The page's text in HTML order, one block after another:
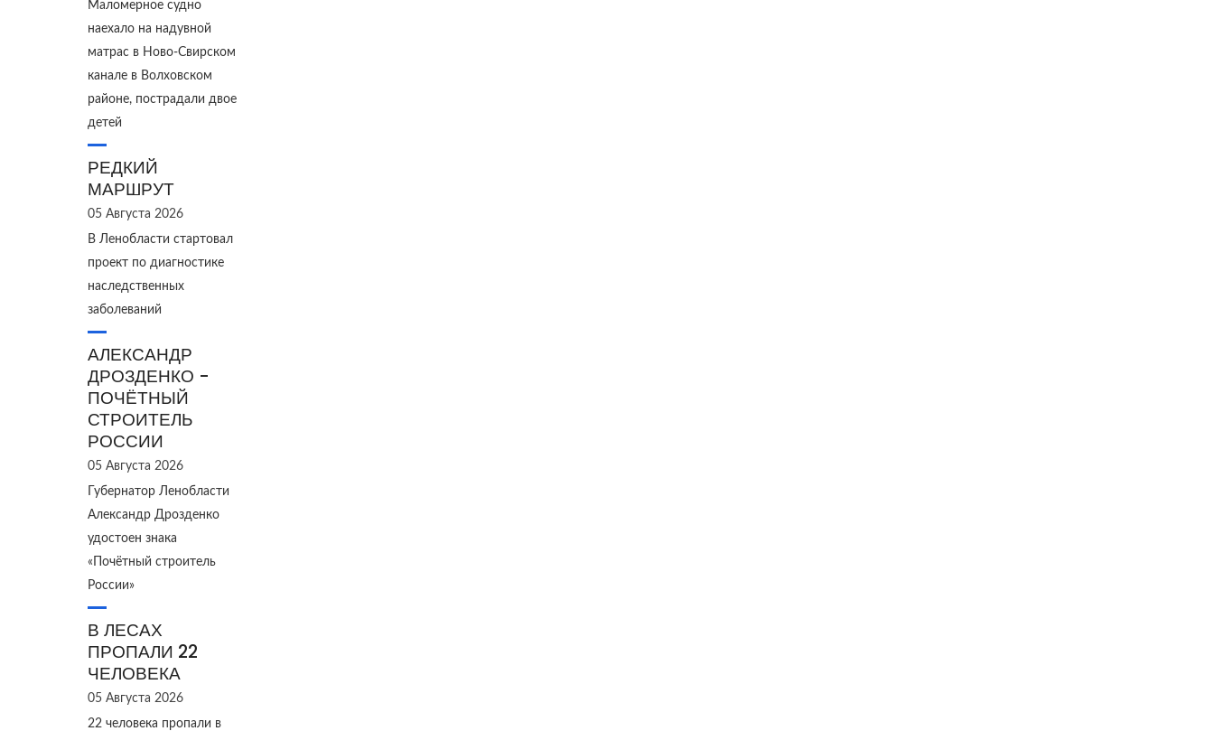
Маломерное судно
наехало на надувной
матрас в Ново‑Свирском
канале в Волховском
районе, пострадали двое
детей
РЕДКИЙ
МАРШРУТ
05 Августа 2026
В Ленобласти стартовал
проект по диагностике
наследственных
заболеваний
АЛЕКСАНДР
ДРОЗДЕНКО -
ПОЧЁТНЫЙ
СТРОИТЕЛЬ
РОССИИ
05 Августа 2026
Губернатор Ленобласти
Александр Дрозденко
удостоен знака
«Почётный строитель
России»
В ЛЕСАХ
ПРОПАЛИ 22
ЧЕЛОВЕКА
05 Августа 2026
22 человека пропали в